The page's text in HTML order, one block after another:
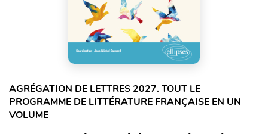
AGRÉGATION DE LETTRES 2027. TOUT LE
PROGRAMME DE LITTÉRATURE FRANÇAISE EN UN
VOLUME